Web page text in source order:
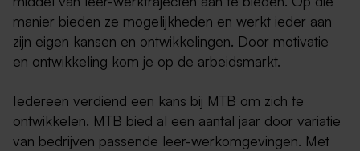
manier bieden ze mogelijkheden en werkt ieder aan
zijn eigen kansen en ontwikkelingen. Door motivatie
en ontwikkeling kom je op de arbeidsmarkt.
Iedereen verdiend een kans bij MTB om zich te
ontwikkelen. MTB bied al een aantal jaar door variatie
van bedrijven passende leer-werkomgevingen. Met